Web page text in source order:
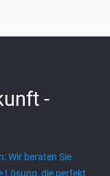
-
Wir beraten Sie
Lösung, die perfekt